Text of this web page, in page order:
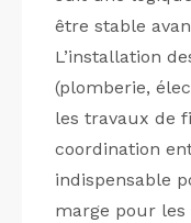
être stable
L’installation
(plomberie,
les travaux de
coordination
indispensable
marge pour